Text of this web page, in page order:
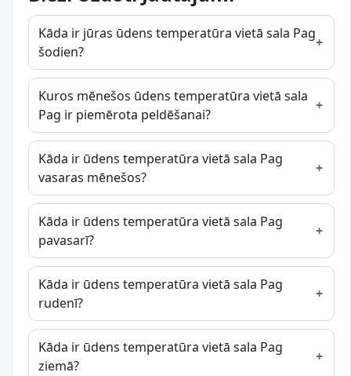
Kāda ir jūras ūdens temperatūra vietā sala Pag
šodien?
Kuros mēnešos ūdens temperatūra vietā sala
Pag ir piemērota peldēšanai?
Kāda ir ūdens temperatūra vietā sala Pag
vasaras mēnešos?
Kāda ir ūdens temperatūra vietā sala Pag
pavasarī?
Kāda ir ūdens temperatūra vietā sala Pag
rudenī?
Kāda ir ūdens temperatūra vietā sala Pag
ziemā?